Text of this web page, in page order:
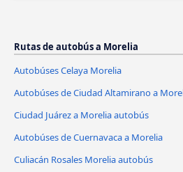
Rutas de autobús a Morelia
Autobúses Celaya Morelia
Autobúses de Ciudad Altamirano a
Ciudad Juárez a Morelia autobús
Autobúses de Cuernavaca a Morelia
Culiacán Rosales Morelia autobús